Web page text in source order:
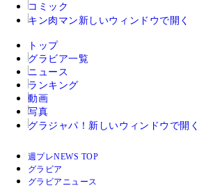
コミック
キン肉マン 新しいウィンドウで開く
トップ
グラビア一覧
ニュース
ランキング
動画
写真
グラジャパ！ 新しいウィンドウで開く
週プレNEWS TOP
グラビア
グラビアニュース